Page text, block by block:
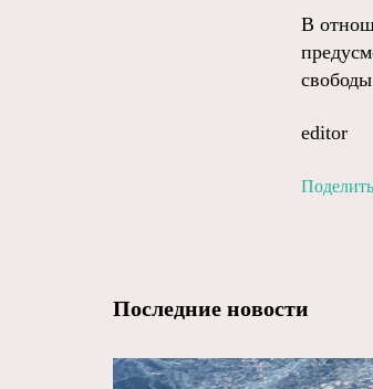
В
editor
Последние новости